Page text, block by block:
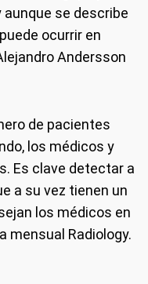
se describe
ocurrir en
Andersson
de pacientes
los médicos y
Es clave detectar a
a su vez tienen un
los médicos en
mensual Radiology.